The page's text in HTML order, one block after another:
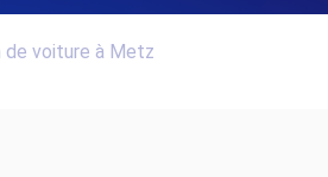
de voiture à Metz